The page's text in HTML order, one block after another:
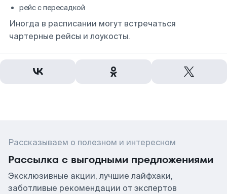
рейс с пересадкой
Иногда в расписании могут встречаться
чартерные рейсы и лоукосты.
Рассказываем о полезном и интересном
Рассылка с выгодными предложениями
Эксклюзивные акции, лучшие лайфхаки,
заботливые рекомендации от экспертов